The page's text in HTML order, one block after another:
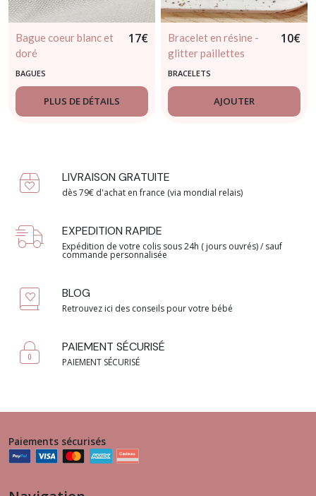
Bague coeur blanc et
doré
17€
BAGUES
PLUS DE DÉTAILS
Bracelet en résine -
glitter paillettes
dorées
10€
BRACELETS
AJOUTER
LIVRAISON GRATUITE
dès 79€ d'achat en france (via mondial relais)
EXPEDITION RAPIDE
Expédition de votre colis sous 24h ( jours ouvrés) / sauf
commande personnalisée
BLOG
Retrouvez ici des conseils pour votre bébé
PAIEMENT SÉCURISÉ
PAIEMENT SÉCURISÉ
Paiements sécurisés